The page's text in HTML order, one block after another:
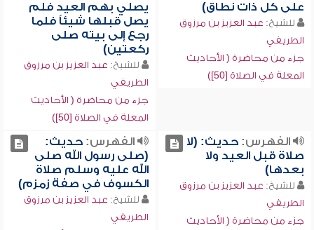
على كل ذات نطاق)
للشيخ: عبد العزيز بن مرزوق
الطريفي
جزء من محاضرة ( الأحاديث
المعلة في الصلاة [50])
يصلي بهم العيد فلم
يصل قبلها شيئاً فلما
رجع إلى بيته صلى
ركعتين)
للشيخ: عبد العزيز بن مرزوق
الطريفي
جزء من محاضرة ( الأحاديث
المعلة في الصلاة [50])
الفهرس:حديث: (لا
صلاة قبل العيد ولا
بعدها)
للشيخ: عبد العزيز بن مرزوق
الطريفي
جزء من محاضرة ( الأحاديث
الفهرس:حديث:
(صلى رسول الله صلى
الله عليه وسلم صلاة
الكسوف في صفة زمزم)
للشيخ: عبد العزيز بن مرزوق
الطريفي